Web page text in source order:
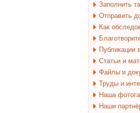
Заполнить
Отправить
Как
Публикации
Статьи и
Файлы и
Труды и
Наша
Наши